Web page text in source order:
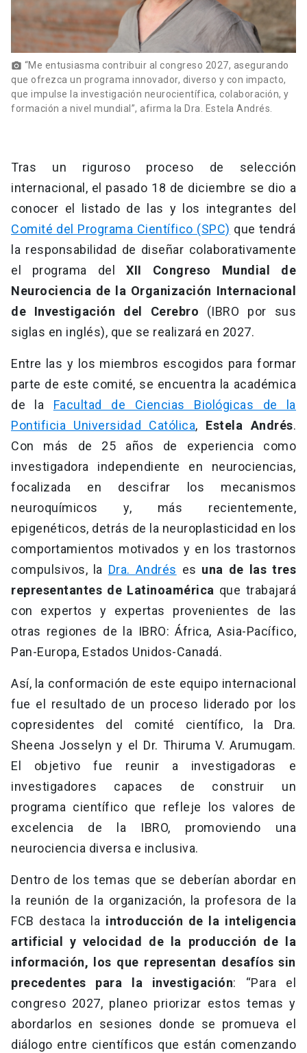
photo_camera “Me entusiasma contribuir al congreso 2027, asegurando
que ofrezca un programa innovador, diverso y con impacto,
que impulse la investigación neurocientífica, colaboración, y
formación a nivel mundial”, afirma la Dra. Estela Andrés.
Tras un riguroso proceso de selección
internacional, el pasado 18 de diciembre se dio a
conocer el listado de las y los integrantes del
Comité del Programa Científico (SPC) que tendrá
la responsabilidad de diseñar colaborativamente
el programa delXII Congreso Mundial de
Neurociencia de la Organización Internacional
de Investigación del Cerebro (IBRO por sus
siglas en inglés), que se realizará en 2027.
Entre las y los miembros escogidos para formar
parte de este comité, se encuentra la académica
de la Facultad de Ciencias Biológicas de la
Pontificia Universidad Católica, Estela Andrés.
Con más de 25 años de experiencia como
investigadora independiente en neurociencias,
focalizada en descifrar los mecanismos
neuroquímicos y, más recientemente,
epigenéticos, detrás de la neuroplasticidad en los
comportamientos motivados y en los trastornos
compulsivos, la Dra. Andrés es una de las tres
representantes de Latinoamérica que trabajará
con expertos y expertas provenientes de las
otras regiones de la IBRO: África, Asia-Pacífico,
Pan-Europa, Estados Unidos-Canadá.
Así, la conformación de este equipo internacional
fue el resultado de un proceso liderado por los
copresidentes del comité científico, la Dra.
Sheena Josselyn y el Dr. Thiruma V. Arumugam.
El objetivo fue reunir a investigadoras e
investigadores capaces de construir un
programa científico que refleje los valores de
excelencia de la IBRO, promoviendo una
neurociencia diversa e inclusiva.
Dentro de los temas que se deberían abordar en
la reunión de la organización, la profesora de la
FCB destaca la introducción de la inteligencia
artificial y velocidad de la producción de la
información, los que representan desafíos sin
precedentes para la investigación: “Para el
congreso 2027, planeo priorizar estos temas y
abordarlos en sesiones donde se promueva el
diálogo entre científicos que están comenzando